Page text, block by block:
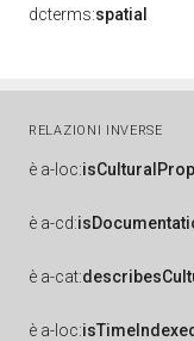
dcterms:spatial
RELAZIONI INVERSE
è a-loc:
è a-cd:
è a-cat:
è a-loc: